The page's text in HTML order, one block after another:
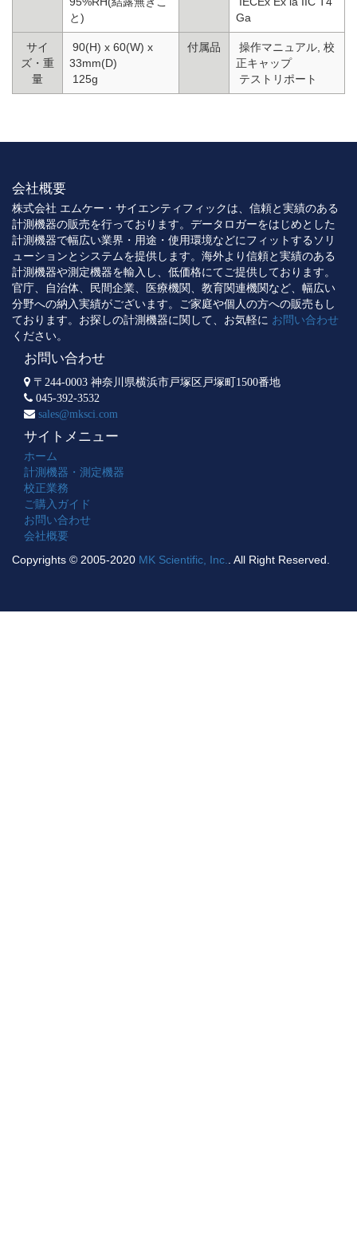
と)
Ga
サイ
ズ・重
量
90(H) x 60(W) x
33mm(D)
125g
付属品
操作マニュアル, 校
正キャップ
テストリポート
会社概要
株式会社 エムケー・サイエンティフィックは、信頼と実績のある
計測機器の販売を行っております。データロガーをはじめとした
計測機器で幅広い業界・用途・使用環境などにフィットするソリ
ューションとシステムを提供します。海外より信頼と実績のある
計測機器や測定機器を輸入し、低価格にてご提供しております。
官庁、自治体、民間企業、医療機関、教育関連機関など、幅広い
分野への納入実績がございます。ご家庭や個人の方への販売もし
ております。お探しの計測機器に関して、お気軽に お問い合わせ
ください。
お問い合わせ
〒244-0003 神奈川県横浜市戸塚区戸塚町1500番地
045-392-3532
sales@mksci.com
サイトメニュー
ホーム
計測機器・測定機器
校正業務
ご購入ガイド
お問い合わせ
会社概要
Copyrights © 2005-2020 MK Scientific, Inc. . All Right Reserved.